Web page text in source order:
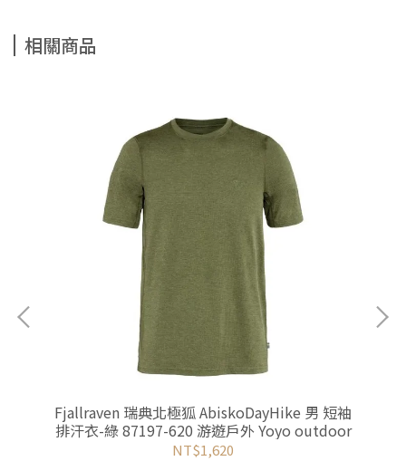
相關商品
Fjallraven 瑞典北極狐 AbiskoDayHike 男 短袖
排汗衣-綠 87197-620 游遊戶外 Yoyo outdoor
NT$1,620